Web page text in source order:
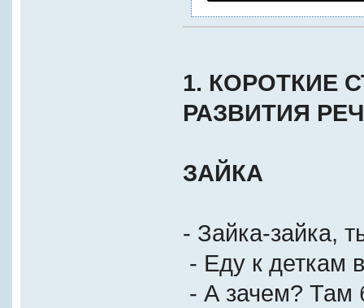
1. КОРОТКИЕ
РАЗВИТИЯ
ЗАЙКА
- Зайка-зайка,
- Еду к деткам
- А зачем? Там